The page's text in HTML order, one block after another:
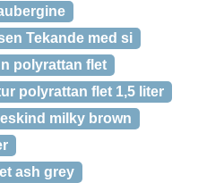
Tekande med si
polyrattan flet
polyrattan flet 1,5 liter
milky brown
ash grey